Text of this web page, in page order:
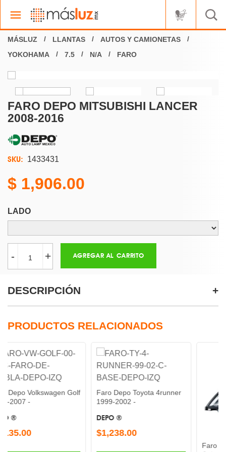
LLANTAS
AUTOS Y CAMIONETAS
YOKOHAMA
7.5 N/A FARO
FARO DEPO MITSUBISHI LANCER
2008-2016
SKU: 1433431
1,906.00
LADO
- + AGREGAR AL CARRITO
DESCRIPCIÓN
PRODUCTOS RELACIONADOS
Golf
Faro Depo Toyota 4runner
1999-2002 -
$1,238.00
Faro Depo